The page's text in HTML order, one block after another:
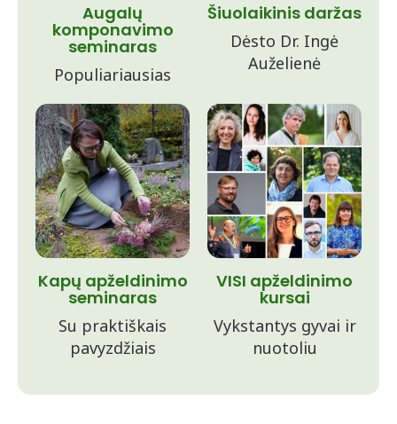
Augalų
komponavimo
seminaras
Populiariausias
Šiuolaikinis daržas
Dėsto Dr. Ingė
Auželienė
Kapų apželdinimo
seminaras
Su praktiškais
pavyzdžiais
VISI apželdinimo
kursai
Vykstantys gyvai ir
nuotoliu